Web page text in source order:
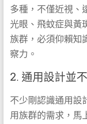
多種，不僅近視、
光眼、飛蚊症與黃
族群，必須仰賴知
察力。
2. 通用設計並
不少剛認識通用設
用族群的需求，馬